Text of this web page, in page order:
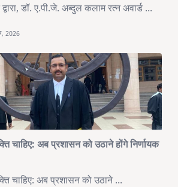
डॉ. ए.पी.जे. अब्दुल कलाम रत्न अवार्ड ...
2026
चाहिए: अब प्रशासन को उठाने होंगे निर्णायक
चाहिए: अब प्रशासन को उठाने ...